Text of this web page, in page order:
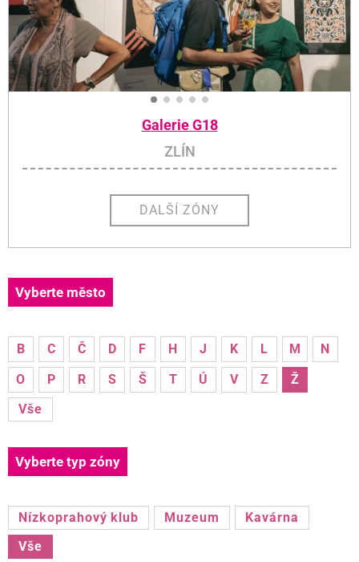
Galerie G18
ZLÍN
DALŠÍ ZÓNY
Vyberte město
B C Č D F H J K L M
N
O
P R S Š T Ú V Z
Ž
Vše
Vyberte typ zóny
Nízkoprahový klub Muzeum
Kavárna
Vše